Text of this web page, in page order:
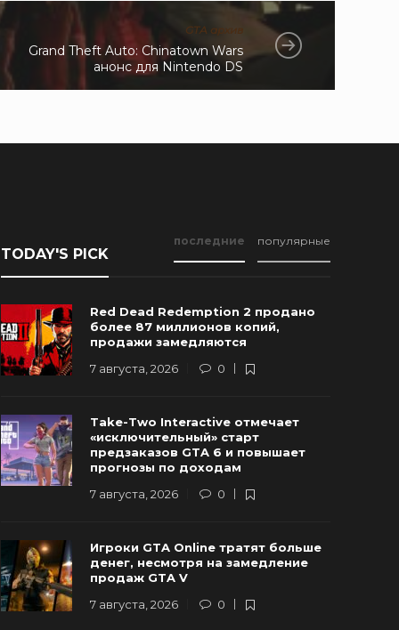
GTA архив
Grand Theft Auto: Chinatown Wars
анонс для Nintendo DS
Арт-Работы GTA 6
Перед Выходом
№3
2026 0 94
TODAY'S PICK
последние популярные
Red Dead Redemption 2 продано
более 87 миллионов копий,
продажи замедляются
7 августа, 2026
0
Take-Two Interactive отмечает
«исключительный» старт
предзаказов GTA 6 и повышает
прогнозы по доходам
7 августа, 2026
0
Игроки GTA Online тратят больше
денег, несмотря на замедление
продаж GTA V
7 августа, 2026
0